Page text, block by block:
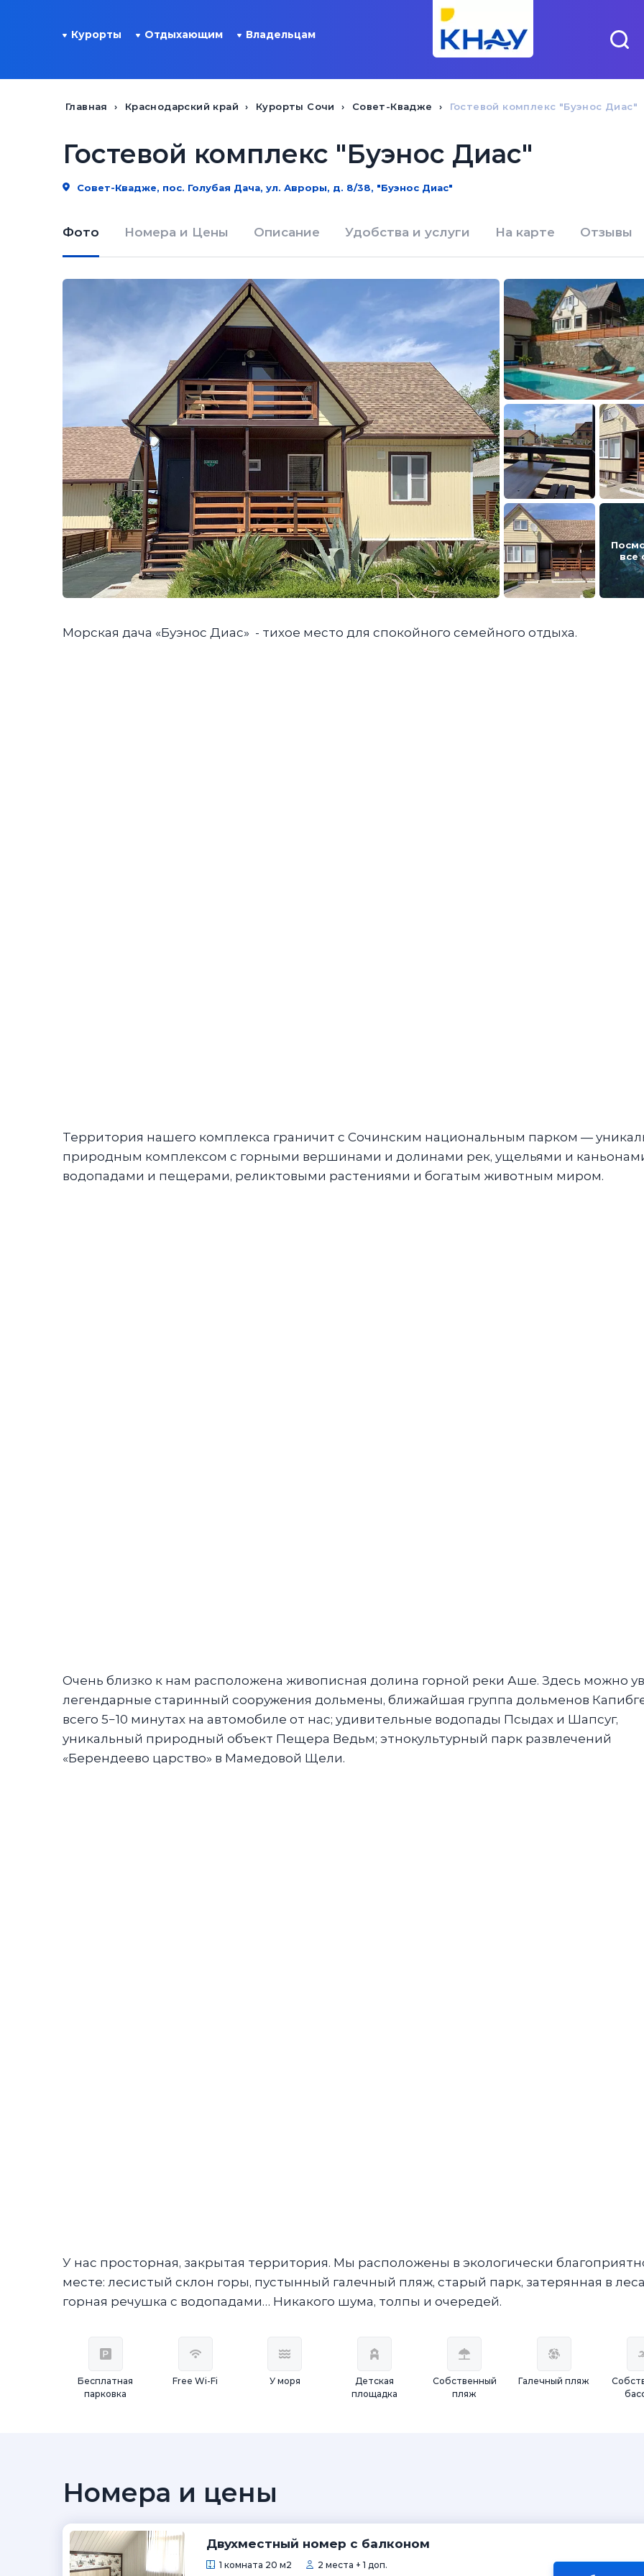
Курорты Отдыхающим Владельцам
Главная Краснодарский край Курорты Сочи Совет-Квадже Гостевой комплекс "Буэнос Диас"
Гостевой комплекс "Буэнос Диас"
Совет-Квадже, пос. Голубая Дача, ул. Авроры, д. 8/38, "Буэнос Диас"
Фото Номера и Цены Описание Удобства и услуги На карте Отзывы
все
Морская дача «Буэнос Диас» - тихое место для спокойного семейного отдыха.
Территория нашего комплекса граничит с Сочинским национальным парком —
природным комплексом с горными вершинами и долинами рек, ущельями и
водопадами и пещерами, реликтовыми растениями и богатым животным миром.
Очень близко к нам расположена живописная долина горной реки Аше. Здесь можно
легендарные старинный сооружения дольмены, ближайшая группа дольменов
всего 5−10 минутах на автомобиле от нас; удивительные водопады Псыдах и Шапсуг,
уникальный природный объект Пещера Ведьм; этнокультурный парк развлечений
«Берендеево царство» в Мамедовой Щели.
У нас просторная, закрытая территория. Мы расположены в экологически
месте: лесистый склон горы, пустынный галечный пляж, старый парк, затерянная в
горная речушка с водопадами… Никакого шума, толпы и очередей.
Бесплатная
парковка
Free Wi-Fi У моря
Детская
площадка
Собственный
пляж
Галечный пляж
Номера и цены
Двухместный номер с балконом
1 комната 20 м2 2 места + 1 доп.